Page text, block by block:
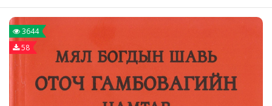
3644
58